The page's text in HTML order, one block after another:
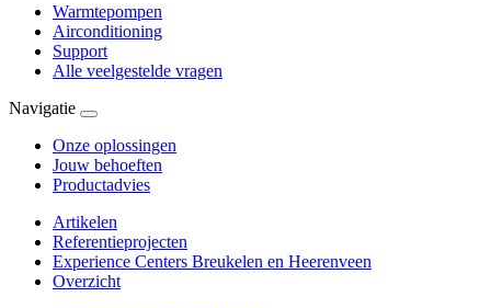
Warmtepompen
Airconditioning
Support
Alle veelgestelde vragen
Navigatie
Onze oplossingen
Jouw behoeften
Productadvies
Artikelen
Referentieprojecten
Experience Centers Breukelen en Heerenveen
Overzicht